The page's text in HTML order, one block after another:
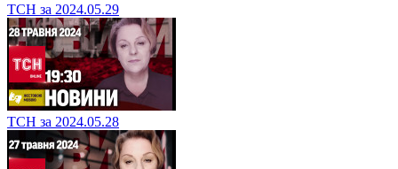
ТСН за 2024.05.29
ТСН за 2024.05.28